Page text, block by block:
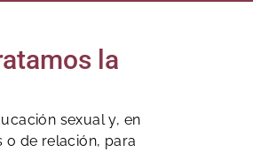
la
sexual y, en
o de relación, para